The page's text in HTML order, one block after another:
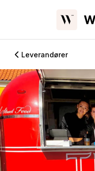
Leverandører